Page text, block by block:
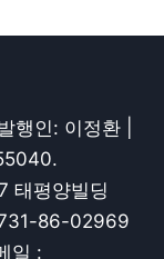
행인: 이정환 |
태평양빌딩
86-02969
일 :